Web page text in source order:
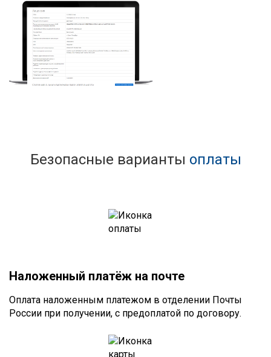
Безопасные варианты оплаты
Наложенный платёж на почте
Оплата наложенным платежом в отделении Почты
России при получении, с предоплатой по договору.